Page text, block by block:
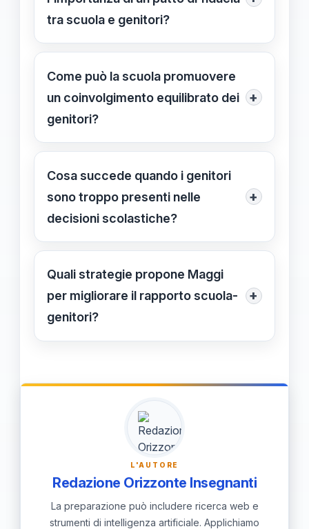
instabile e poco collaborativo.
tra scuola e genitori?
Per favorire una collaborazione
efficace, ridurre tensioni e creare un
ambiente di supporto che favorisca lo
sviluppo degli studenti.
Come può la scuola promuovere
un coinvolgimento equilibrato dei
genitori?
+
Attraverso incontri dedicati,
comunicazioni strutturate e momenti
di ascolto, per sensibilizzare i genitori
sull'importanza di un ruolo equilibrato.
Cosa succede quando i genitori
sono troppo presenti nelle
decisioni scolastiche?
+
Può generare conflitti, limitare
l'autonomia degli insegnanti e creare
un ambiente poco sereno per gli
studenti.
Quali strategie propone Maggi
per migliorare il rapporto scuola-
genitori?
+
Maggi suggerisce incontri regolari,
un patto di fiducia condiviso tra tutti
gli attori coinvolti.
L'AUTORE
Redazione Orizzonte Insegnanti
La preparazione può includere ricerca web e
strumenti di intelligenza artificiale. Applichiamo